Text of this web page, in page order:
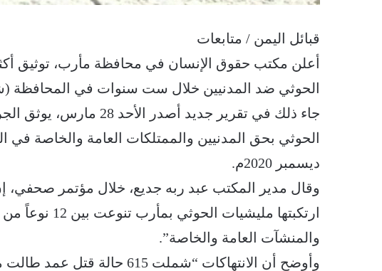
قبائل اليمن / متابعات
الحوثي ضد المدنيين خلال ست سنوات في المحافظة
جاء ذلك في تقرير جديد
ديسمبر 2020م.
ارتكبتها
والمنشآت العامة والخاصة”.